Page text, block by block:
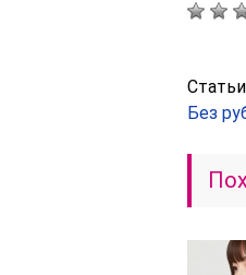
Без